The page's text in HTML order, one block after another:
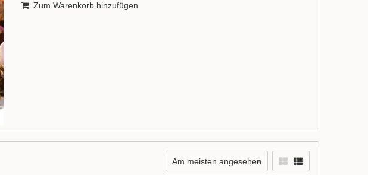
Zum Warenkorb hinzufügen
Am meisten angesehen